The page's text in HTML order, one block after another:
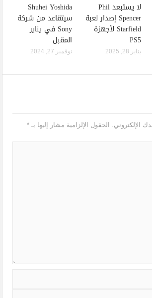
لا يستبعد Phil
Spencer إصدار لعبة
Starfield لأجهزة
PS5
يناير 28, 2025
Shuhei Yoshida
سيتقاعد من شركة
Sony في يناير
المقبل
نوفمبر 27, 2024
الإلكتروني. الحقول الإلزامية مشار إليها بـ*